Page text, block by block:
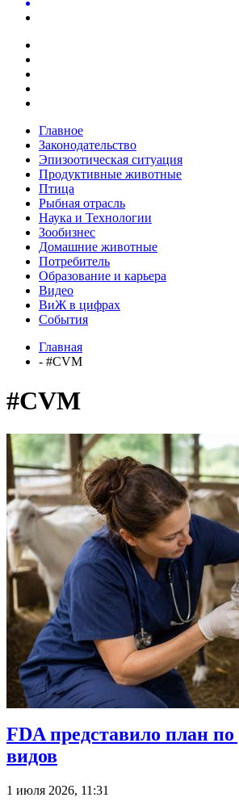
Главное
Законодательство
Эпизоотическая ситуация
Продуктивные животные
Птица
Рыбная отрасль
Наука и Технологии
Зообизнес
Домашние животные
Потребитель
Образование и карьера
Видео
ВиЖ в цифрах
События
Главная
- #CVM
#CVM
FDA представило план
видов
1 июля 2026, 11:31